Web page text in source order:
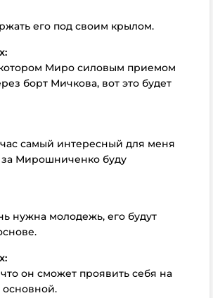
его под своим крылом.
Миро силовым приемом
борт Мичкова, вот это будет
самый интересный для меня
за Мирошниченко буду
нужна молодежь, его будут
он сможет проявить себя на
основной.